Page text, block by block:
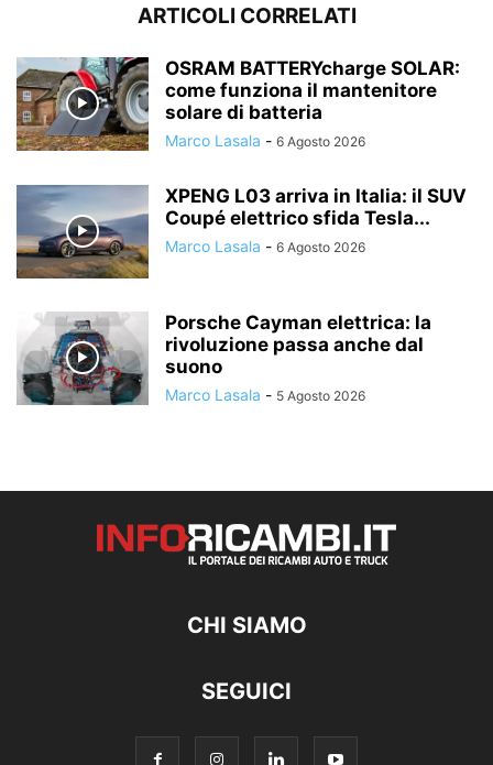
ARTICOLI CORRELATI
OSRAM BATTERYcharge SOLAR:
come funziona il mantenitore
solare di batteria
Marco Lasala - 6 Agosto 2026
XPENG L03 arriva in Italia: il SUV
Coupé elettrico sfida Tesla...
Marco Lasala - 6 Agosto 2026
Porsche Cayman elettrica: la
rivoluzione passa anche dal
suono
Marco Lasala - 5 Agosto 2026
CHI SIAMO
SEGUICI